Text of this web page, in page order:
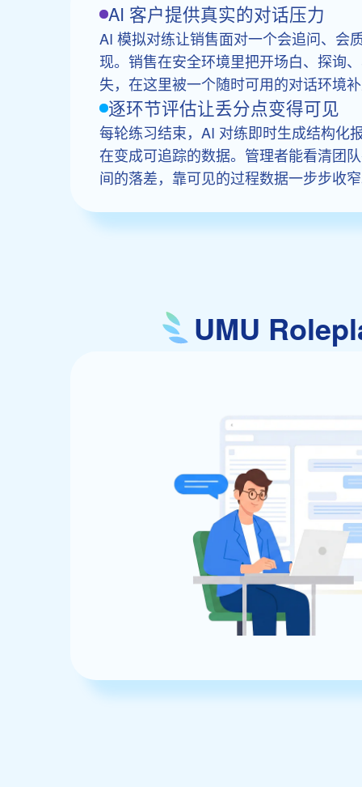
AI 客户提供真实的对话压力
AI 模拟对练让销售面对一个会追问、会
现。销售在安全环境里把开场白、探询
失，在这里被一个随时可用的对话环境
逐环节评估让丢分点变得可见
每轮练习结束，AI 对练即时生成结构化
在变成可追踪的数据。管理者能看清团
间的落差，靠可见的过程数据一步步收
UMU